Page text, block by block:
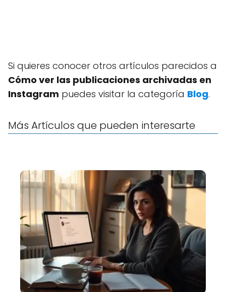
Si quieres conocer otros artículos parecidos a
Cómo ver las publicaciones archivadas en
Instagram puedes visitar la categoría Blog.
Más Artículos que pueden interesarte